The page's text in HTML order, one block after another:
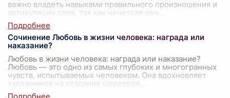
важно владеть навыками правильного произношения и
артикуляции слов, так как нечеткая реч
Сочинение Любовь в жизни человека: награда или
наказание?
Любовь в жизни человека: награда или наказание?
Любовь — это одно из самых глубоких и многогранных
чувств, испытываемых человеком. Она вдохновляет
художников на создание шедевров,